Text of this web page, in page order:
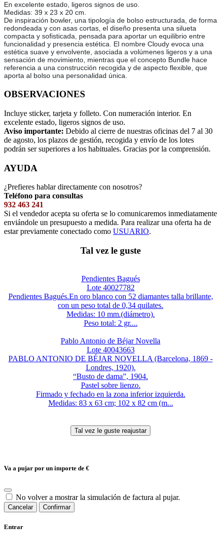
En excelente estado, ligeros signos de uso.
Medidas: 39 x 23 x 20 cm.
De inspiración bowler, una tipología de bolso estructurada, de forma
redondeada y con asas cortas, el diseño presenta una silueta
compacta y sofisticada, pensada para aportar un equilibrio entre
funcionalidad y presencia estética. El nombre Cloudy evoca una
estética suave y envolvente, asociada a volúmenes ligeros y a una
sensación de movimiento, mientras que el concepto Bundle hace
referencia a una construcción recogida y de aspecto flexible, que
aporta al bolso una personalidad única.
OBSERVACIONES
Incluye sticker, tarjeta y folleto. Con numeración interior. En
excelente estado, ligeros signos de uso.
Aviso importante: Debido al cierre de nuestras oficinas del 7 al 30
de agosto, los plazos de gestión, recogida y envío de los lotes
podrán ser superiores a los habituales. Gracias por la comprensión.
AYUDA
¿Prefieres hablar directamente con nosotros?
Teléfono para consultas
932 463 241
Si el vendedor acepta su oferta se lo comunicaremos inmediatamente
enviándole un presupuesto a medida. Para realizar una oferta ha de
estar previamente conectado como USUARIO.
Tal vez le guste
Pendientes Bagués
Lote 40027782
Pendientes Bagués.En oro blanco con 52 diamantes talla brillante,
con un peso total de 0,34 quilates.
Medidas: 10 mm.(diámetro).
Peso total: 2 gr....
Pablo Antonio de Béjar Novella
Lote 40043663
PABLO ANTONIO DE BÉJAR NOVELLA (Barcelona, 1869 -
Londres, 1920).
“Busto de dama”, 1904.
Pastel sobre lienzo.
Firmado y fechado en la zona inferior izquierda.
Medidas: 83 x 63 cm; 102 x 82 cm (m...
Va a pujar por un importe de €
No volver a mostrar la simulación de factura al pujar.
Cancelar Confirmar
Entrar